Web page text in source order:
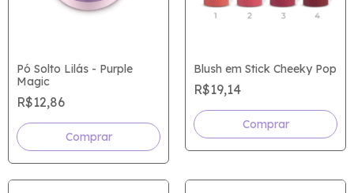
Pó Solto Lilás - Purple
Magic
R$12,86
Blush em Stick Cheeky Pop
R$19,14
Comprar